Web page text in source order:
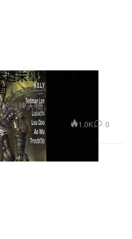
末舉辦「@ 荊棘
頭牌人物。
1.0K 0